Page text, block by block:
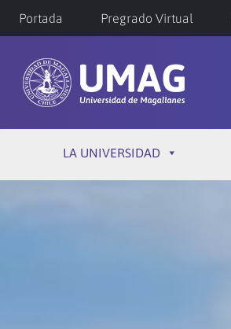
Portada Pregrado Virtual
LA UNIVERSIDAD